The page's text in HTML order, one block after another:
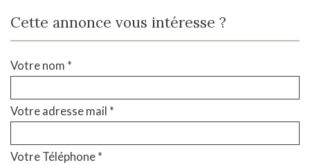
Cette annonce vous intéresse ?
Votre nom *
Votre adresse mail *
Votre Téléphone *